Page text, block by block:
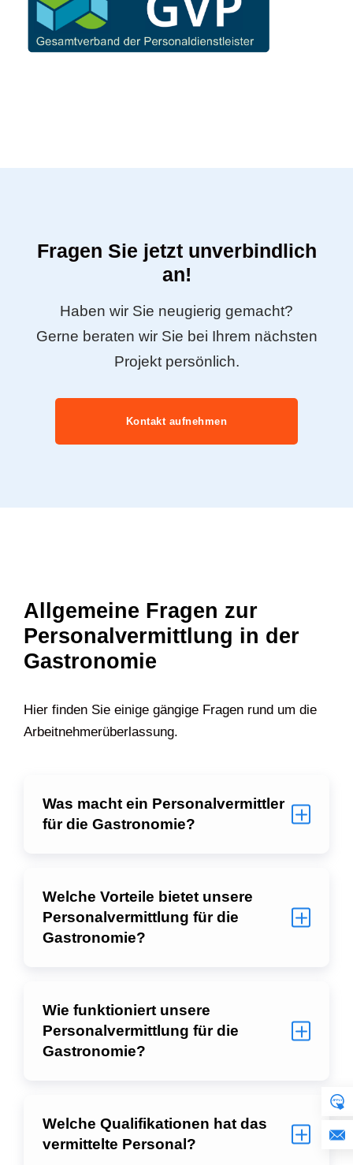
Fragen Sie jetzt unverbindlich
an!
Haben wir Sie neugierig gemacht?
Gerne beraten wir Sie bei Ihrem nächsten
Projekt persönlich.
Kontakt aufnehmen
Allgemeine Fragen zur
Personalvermittlung in der
Gastronomie
Hier finden Sie einige gängige Fragen rund um die
Arbeitnehmerüberlassung.
Was macht ein Personalvermittler
für die Gastronomie?
Welche Vorteile bietet unsere
Personalvermittlung für die
Gastronomie?
Wie funktioniert unsere
Personalvermittlung für die
Gastronomie?
Welche Qualifikationen hat das
vermittelte Personal?